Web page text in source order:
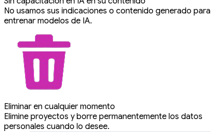
No usamos sus indicaciones o contenido generado para
entrenar modelos de IA.
Eliminar en cualquier momento
Elimine proyectos y borre permanentemente los datos
personales cuando lo desee.